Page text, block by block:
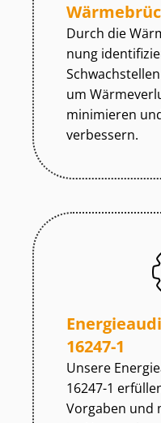
Durch die
nung
um
minimieren
verbessern.
16247-1
Unsere
16247-1
Vorgaben und